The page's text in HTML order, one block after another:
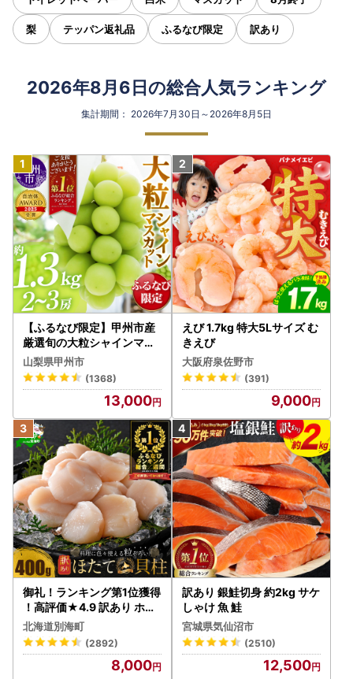
梨 テッパン返礼品 ふるなび限定 訳あり
2026年8月6日の総合人気ランキング
集計期間： 2026年7月30日～2026年8月5日
【ふるなび限定】甲州市産
厳選旬の大粒シャインマス
カット 約1.3kg 2～3房【2
026年発送】（MG）B12-
472 FN-Limited-VO シャ
インマスカット フルーツ
山梨県甲州市
(1368)
13,000
えび 1.7kg 特大5Lサイズ む
きえび
大阪府泉佐野市
(391)
9,000
御礼！ランキング第1位獲得
！高評価★4.9 訳あり ホタ
テ 400g（ほたて 帆立 貝柱
冷凍 ）
北海道別海町
(2892)
8,000
訳あり 銀鮭切身 約2kg サケ
しゃけ 魚 鮭
宮城県気仙沼市
(2510)
12,500